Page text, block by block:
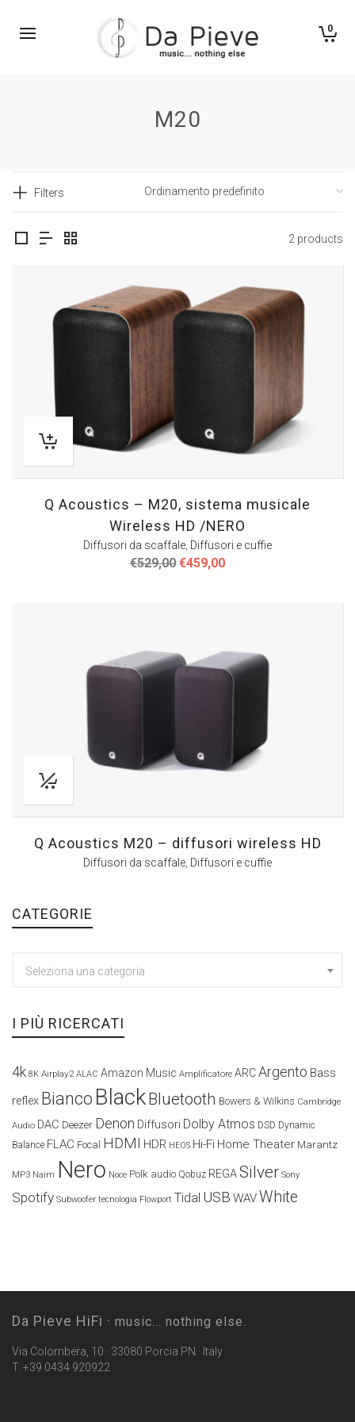
0
M20
Filters
2 products
Q Acoustics – M20, sistema musicale
Wireless HD /NERO
Diffusori da scaffale, Diffusori e cuffie
€529,00 Il
€459,00Il
Q Acoustics M20 – diffusori wireless HD
Diffusori da scaffale Diffusori e cuffie
CATEGORIE
Seleziona una categoria
I PIÙ RICERCATI
4k 8K Airplay2 ALAC Amazon Music Amplificatore ARCArgento Bass
reflex Bianco BlackBluetooth Bowers & Wilkins Cambridge
Audio DAC Deezer Denon Diffusori Dolby Atmos DSD Dynamic
Balance FLAC Focal HDMI HDR HEOS Hi-Fi Home Theater Marantz
MP3 Naim Nero Noce Polk audio Qobuz REGASilver Sony
Spotify Subwoofer tecnologia Flowport Tidal USB WAVWhite
Da Pieve HiFi · music... nothing else.
Via Colombera, 10 · 33080 Porcia PN · Italy
T. +39 0434 920922